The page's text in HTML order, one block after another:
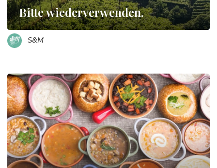
Bitte wiederverwenden.
S&M